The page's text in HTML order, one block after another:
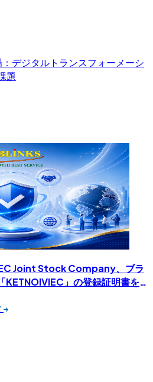
デジタルトランスフォーメーシ
題
Joint Stock Company、ブラ
」の登録証明書を